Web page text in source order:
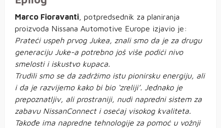
Marco Fioravanti , potpredsednik za planiranja
proizvoda Nissana Automotive Europe izjavio je:
Prateći uspeh prvog Jukea, znali smo da je za drugu
generaciju Juke-a potrebno još više podići nivo
smelosti i iskustvo kupaca.
Trudili smo se da zadržimo istu pionirsku energiju, ali
i da je razvijemo kako bi bio ‘zreliji’. Jednako je
prepoznatljiv, ali prostraniji, nudi napredni sistem za
zabavu NissanConnect i osećaj visokog kvaliteta.
Takođe ima napredne tehnologije za pomoć u vožnji